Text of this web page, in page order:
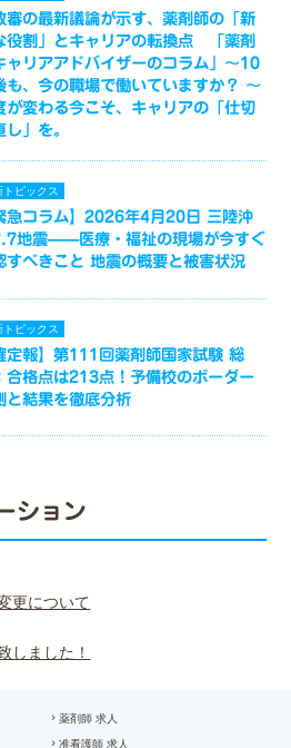
審の最新議論が示す、薬剤師の「新
役割」とキャリアの転換点 「薬剤
ャリアアドバイザーのコラム」～10
も、今の職場で働いていますか？ ～
が変わる今こそ、キャリアの「仕切
し」を。
トピックス
急コラム】2026年4月20日 三陸沖
地震——医療・福祉の現場が今すぐ
すべきこと 地震の概要と被害状況
トピックス
定報】第111回薬剤師国家試験 総
合格点は213点！予備校のボーダー
と結果を徹底分析
ション
更について
しました！
薬剤師 求人
准看護師 求人